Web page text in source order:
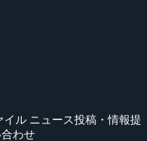
イル ニュース投稿・情報提
わせ